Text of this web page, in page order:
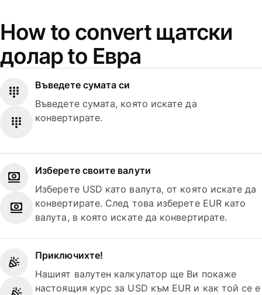
How to convert щатски
долар to Евра
Въведете сумата си
Въведете сумата, която искате да
конвертирате.
Изберете своите валути
Изберете USD като валута, от която искате да
конвертирате. След това изберете EUR като
валута, в която искате да конвертирате.
Приключихте!
Нашият валутен калкулатор ще Ви покаже
настоящия курс за USD към EUR и как той се е